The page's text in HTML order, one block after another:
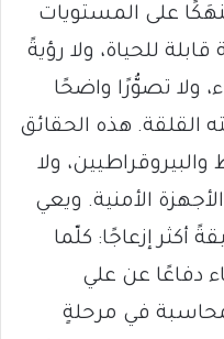
على المستويات
للحياة، ولا رؤيةً
ولا تصوُّرًا واضحًا
القلقة. هذه الحقائق
ولا
الأمنية. ويعي
أكثر إزعاجًا: كلّما
دفاعًا عن علي
في مرحلةٍ